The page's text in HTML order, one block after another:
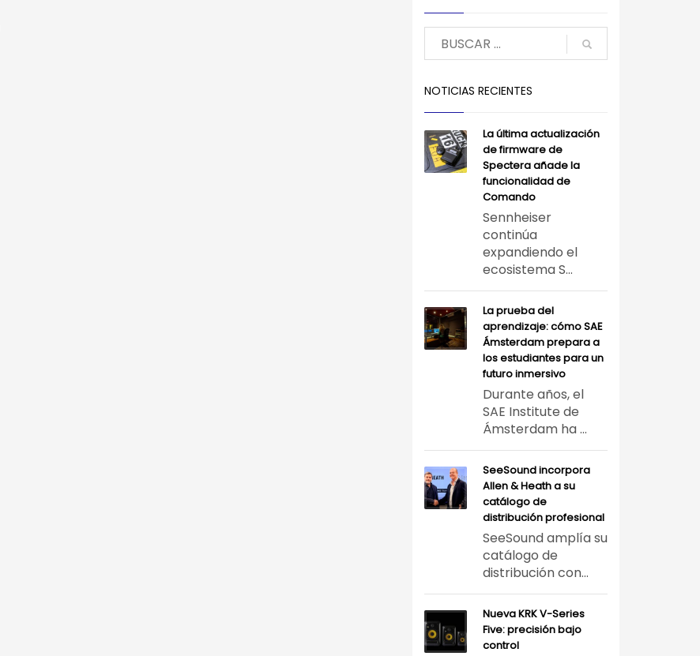
NOTICIAS RECIENTES
La última actualización
de firmware de
Spectera añade la
funcionalidad de
Comando
Sennheiser
continúa
expandiendo el
ecosistema S...
La prueba del
aprendizaje: cómo SAE
Ámsterdam prepara a
los estudiantes para un
futuro inmersivo
Durante años, el
SAE Institute de
Ámsterdam ha ...
SeeSound incorpora
Allen & Heath a su
catálogo de
distribución profesional
SeeSound amplía su
catálogo de
distribución con...
Nueva KRK V-Series
Five: precisión bajo
control